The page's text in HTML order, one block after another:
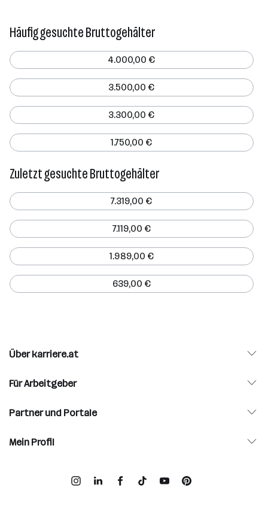
Häufig gesuchte Bruttogehälter
4.000,00 €
3.500,00 €
3.300,00 €
1.750,00 €
Zuletzt gesuchte Bruttogehälter
7.319,00 €
7.119,00 €
1.989,00 €
639,00 €
Über karriere.at
Für Arbeitgeber
Partner und Portale
Mein Profil